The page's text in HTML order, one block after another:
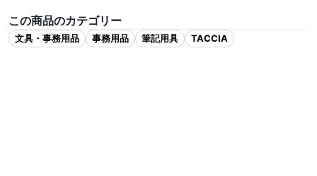
この商品のカテゴリー
文具・事務用品 事務用品 筆記用具 TACCIA